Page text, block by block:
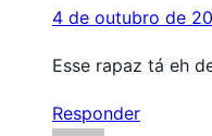
4 de outubro de
Esse rapaz tá eh
Responder